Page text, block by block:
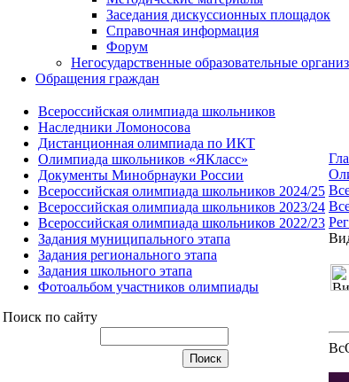
Заседания дискуссионных площадок
Справочная информация
Форум
Негосударственные образовательные
Обращения граждан
Всероссийская олимпиада школьников
Наследники Ломоносова
Дистанционная олимпиада по ИКТ
Олимпиада школьников «ЯКласс»
Документы Минобрнауки России
Всероссийская олимпиада школьников 2024/25
Всероссийская олимпиада школьников 2023/24
Всероссийская олимпиада школьников 2022/23
Задания муниципального этапа
Задания регионального этапа
Задания школьного этапа
Фотоальбом участников олимпиады
Поиск по сайту